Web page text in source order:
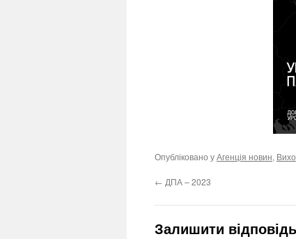
Опубліковано уАгенція новин,
← ДПА – 2023
Залишити відповідь